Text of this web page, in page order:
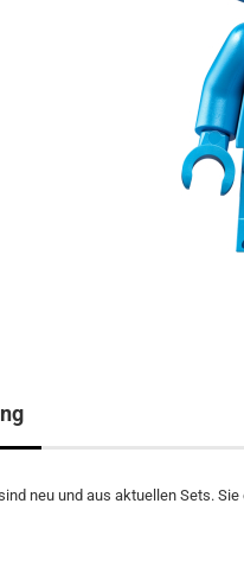
neu und aus aktuellen Sets.